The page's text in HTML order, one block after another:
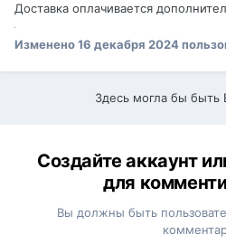
Доставка оплачивается
Изменено16 декабря 2024
Здесь могла бы быть
Создайте аккаунт
для
Вы должны быть